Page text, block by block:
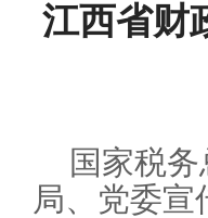
江西省财
国家税
局、党委